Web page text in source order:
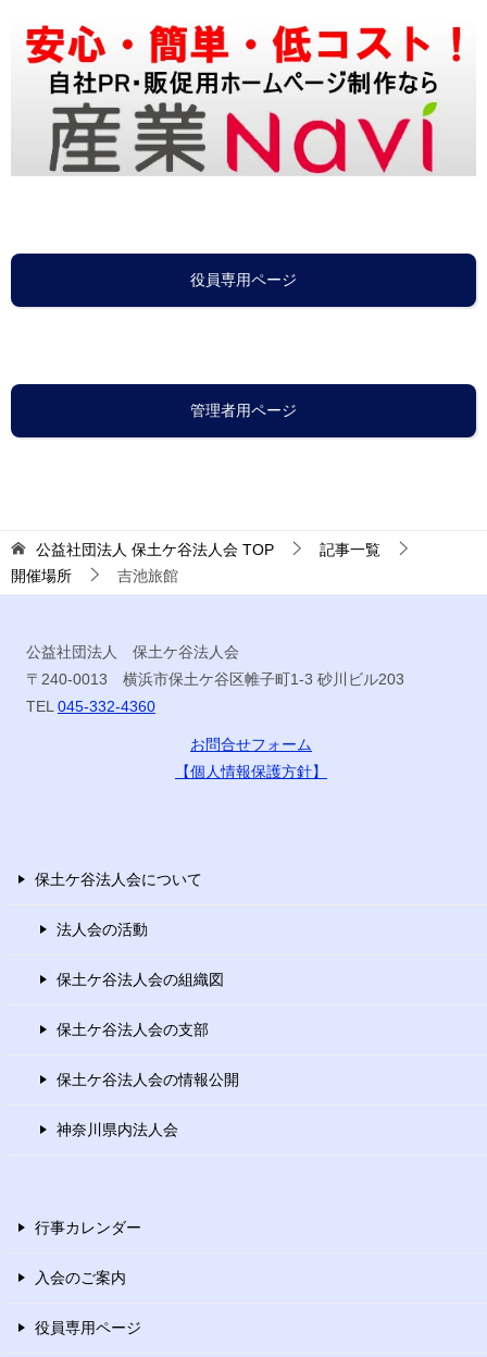
役員専用ページ
管理者用ページ
公益社団法人 保土ケ谷法人会 TOP
記事一覧
開催場所
吉池旅館
公益社団法人 保土ケ谷法人会
〒240-0013 横浜市保土ケ谷区帷子町1-3 砂川ビル203
TEL 045-332-4360
お問合せフォーム
【個人情報保護方針】
保土ケ谷法人会について
法人会の活動
保土ケ谷法人会の組織図
保土ケ谷法人会の支部
保土ケ谷法人会の情報公開
神奈川県内法人会
行事カレンダー
入会のご案内
役員専用ページ